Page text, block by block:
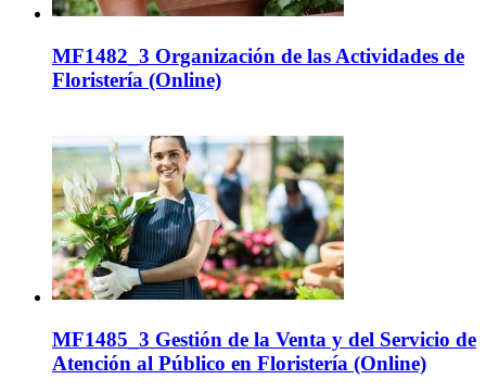
MF1482_3 Organización de las Actividades de
Floristería (Online)
MF1485_3 Gestión de la Venta y del Servicio de
Atención al Público en Floristería (Online)